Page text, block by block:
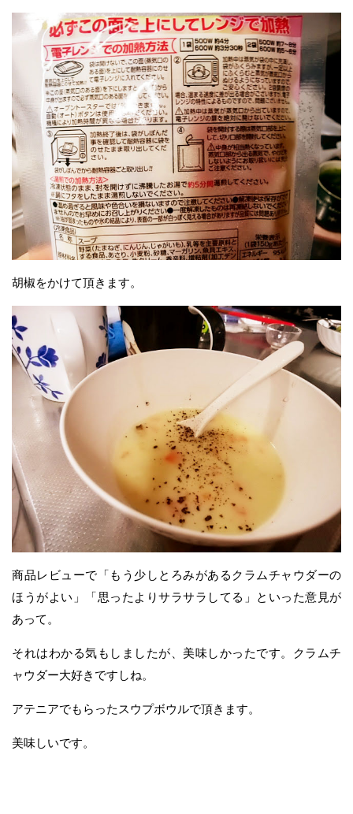
胡椒をかけて頂きます。
商品レビューで「もう少しとろみがあるクラムチャウダーの
ほうがよい」「思ったよりサラサラしてる」といった意見が
あって。
それはわかる気もしましたが、美味しかったです。クラムチ
ャウダー大好きですしね。
アテニアでもらったスウプボウルで頂きます。
美味しいです。